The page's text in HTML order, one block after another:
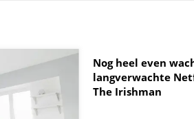
Nog heel even
langverwachte
The Irishman